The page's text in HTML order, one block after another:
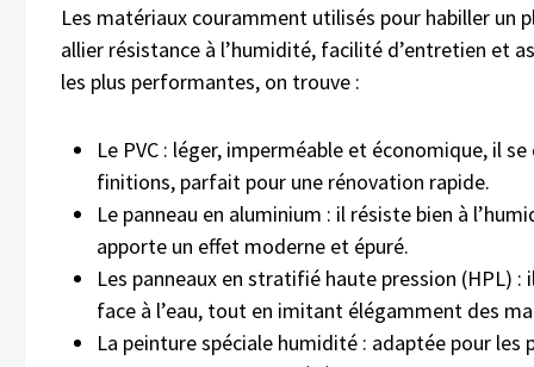
Les matériaux couramment utilisés pour habiller un
allier résistance à l’humidité, facilité d’entretien et
les plus performantes, on trouve :
Le PVC : léger, imperméable et économique, il
finitions, parfait pour une rénovation rapide.
Le panneau en aluminium : il résiste bien à
apporte un effet moderne et épuré.
Les panneaux en stratifié haute pression (HPL)
face à l’eau, tout en imitant élégamment des
La peinture spéciale humidité : adaptée pour